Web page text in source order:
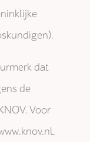
dat
de
Voor